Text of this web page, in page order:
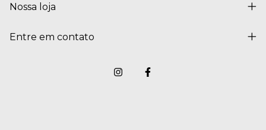
Nossa loja
Entre em contato